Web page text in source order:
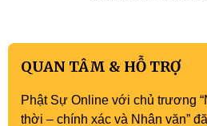
QUAN TÂM & HỖ TRỢ
Phật Sự Online với chủ trương
thời – chính xác và Nhân văn”